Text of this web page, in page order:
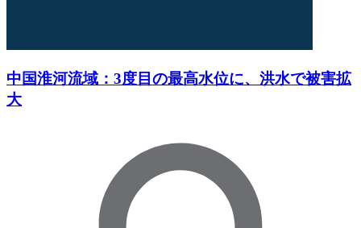
中国淮河流域：3度目の最高水位に、洪水で被害拡
大